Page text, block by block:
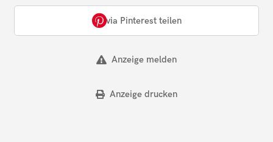
via Pinterest teilen
Anzeige melden
Anzeige drucken